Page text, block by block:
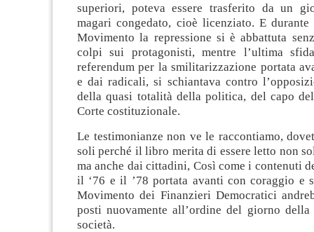
superiori, poteva essere trasferito da un
magari congedato, cioè licenziato. E
Movimento la repressione si è abbattuta
colpi sui protagonisti, mentre l’ultima
referendum per la smilitarizzazione portata
e dai radicali, si schiantava contro
della quasi totalità della politica, del capo
Corte costituzionale.
Le testimonianze non ve le raccontiamo,
soli perché il libro merita di essere letto non
ma anche dai cittadini, Così come i contenuti
il ‘76 e il ’78 portata avanti con coraggio e
Movimento dei Finanzieri Democratici
posti nuovamente all’ordine del giorno
società.